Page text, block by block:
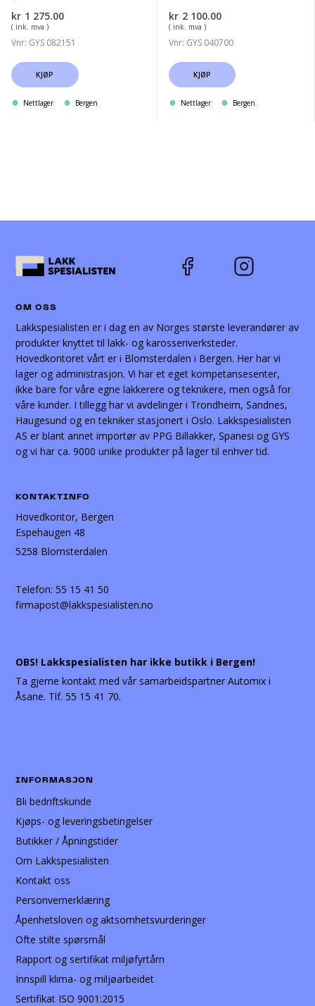
-
STEEL
(Ø0.8mm-
kr 1 275.00
( ink. mva )
Vnr: GYS 082151
KJØP
Nettlager Bergen
M6)
kr 2 100.00
( ink. mva )
Vnr: GYS 040700
KJØP
Nettlager Bergen
OM OSS
Lakkspesialisten er i dag en av Norges største leverandører av
produkter knyttet til lakk- og karosseriverksteder.
Hovedkontoret vårt er i Blomsterdalen i Bergen. Her har vi
lager og administrasjon. Vi har et eget kompetansesenter,
ikke bare for våre egne lakkerere og teknikere, men også for
våre kunder. I tillegg har vi avdelinger i Trondheim, Sandnes,
Haugesund og en tekniker stasjonert i Oslo. Lakkspesialisten
AS er blant annet importør av PPG Billakker, Spanesi og GYS
og vi har ca. 9000 unike produkter på lager til enhver tid.
KONTAKTINFO
Hovedkontor, Bergen
Espehaugen 48
5258 Blomsterdalen
Telefon:55 15 41 50
firmapost@lakkspesialisten.no
OBS! Lakkspesialisten har ikke butikk i Bergen!
Ta gjerne kontakt med vår samarbeidspartner Automix i
Åsane. Tlf. 55 15 41 70.
INFORMASJON
Bli bedriftskunde
Kjøps- og leveringsbetingelser
Butikker / Åpningstider
Om Lakkspesialisten
Kontakt oss
Personvernerklæring
Åpenhetsloven og aktsomhetsvurderinger
Ofte stilte spørsmål
Rapport og sertifikat miljøfyrtårn
Innspill klima- og miljøarbeidet
Sertifikat ISO 9001:2015